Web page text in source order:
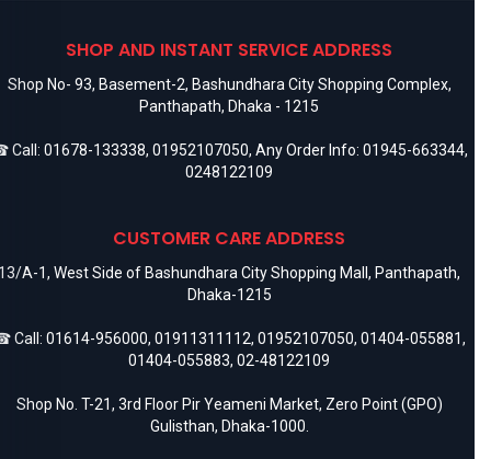
SHOP AND INSTANT SERVICE ADDRESS
Shop No- 93, Basement-2, Bashundhara City Shopping Complex,
Panthapath, Dhaka - 1215
Call: 01678-133338, 01952107050, Any Order Info: 01945-663344,
0248122109
CUSTOMER CARE ADDRESS
A-1, West Side of Bashundhara City Shopping Mall, Panthapath,
Dhaka-1215
Call: 01614-956000, 01911311112, 01952107050, 01404-055881,
01404-055883, 02-48122109
Shop No. T-21, 3rd Floor Pir Yeameni Market, Zero Point (GPO)
Gulisthan, Dhaka-1000.